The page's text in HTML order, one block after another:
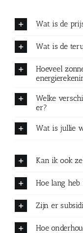
Wat is de
Wat is de
Hoeveel
Welke
er?
Wat is jullie
Kan ik ook
Hoe lang
Zijn er
Hoe